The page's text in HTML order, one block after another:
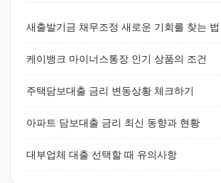
새출발기금 채무조정 새로운 기회를 찾는 법
케이뱅크 마이너스통장 인기 상품의 조건
주택담보대출 금리 변동상황 체크하기
아파트 담보대출 금리 최신 동향과 현황
대부업체 대출 선택할 때 유의사항